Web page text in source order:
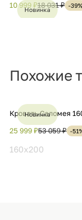
10 999 ₽18 031 ₽ -39%
Новинка
Похожие
Кровать Саломея
25 999 ₽53 059 ₽ -
Новинка
160x200